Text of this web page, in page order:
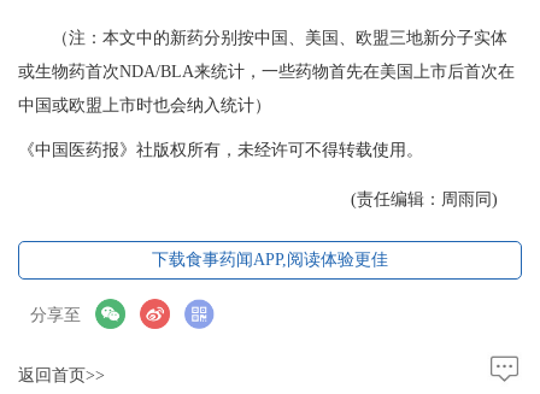
（注：本文中的新药分别按中国、美国、欧盟三地新分子实体
或生物药首次NDA/BLA来统计，一些药物首先在美国上市后首次在
中国或欧盟上市时也会纳入统计）
《中国医药报》社版权所有，未经许可不得转载使用。
(责任编辑：周雨同)
下载食事药闻APP,阅读体验更佳
分享至
返回首页>>